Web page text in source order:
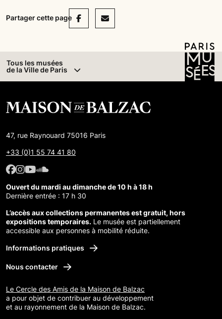
Partager cette pageFacebook
Mail
Tous les musées
de la Ville de Paris
47, rue Raynouard 75016 Paris
+33 (0)1 55 74 41 80
Facebook : Maison de Balzac
Facebook : Maison de Balzac
Youtube : Maison de Balzac
SoundCloud : Maison de Balzac
Ouvert du mardi au dimanche de 10 h à 18 h
Dernière entrée : 17 h 30
L’accès aux collections permanentes est gratuit, hors
expositions temporaires. Le musée est partiellement
accessible aux personnes à mobilité réduite.
Informations pratiques
Nous contacter
Le Cercle des Amis de la Maison de Balzac
a pour objet de contribuer au développement
et au rayonnement de la Maison de Balzac.